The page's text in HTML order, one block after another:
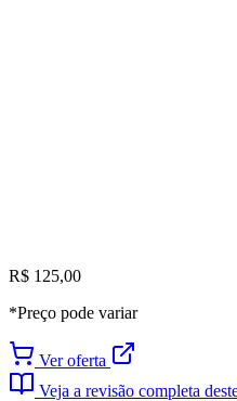
R$ 125,00
*Preço pode variar
Ver oferta
Veja a revisão completa